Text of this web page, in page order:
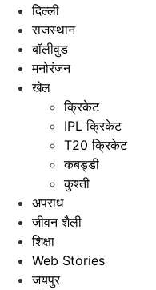
दिल्ली
राजस्थान
बॉलीवुड
मनोरंजन
खेल
क्रिकेट
IPL क्रिकेट
T20 क्रिकेट
कबड्डी
कुश्ती
अपराध
जीवन शैली
शिक्षा
Web Stories
जयपुर